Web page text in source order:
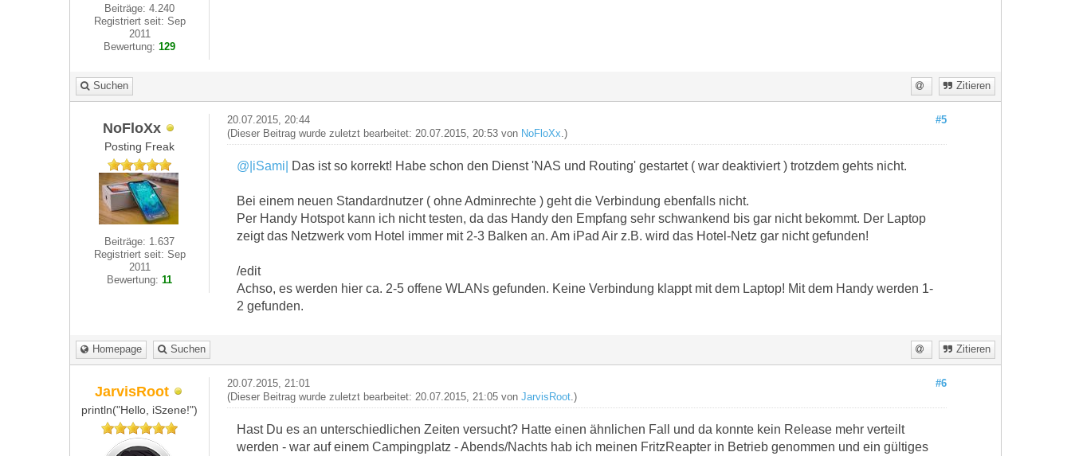
Beiträge: 4.240
Registriert seit: Sep
2011
Bewertung:129
Suchen Zitieren
NoFloXx
Posting Freak
Beiträge: 1.637
Registriert seit: Sep
2011
Bewertung:11
#5
20.07.2015, 20:44
(Dieser Beitrag wurde zuletzt bearbeitet: 20.07.2015, 20:53 von NoFloXx .)
@|iSami| Das ist so korrekt! Habe schon den Dienst 'NAS und Routing' gestartet ( war deaktiviert ) trotzdem gehts nicht.
Bei einem neuen Standardnutzer ( ohne Adminrechte ) geht die Verbindung ebenfalls nicht.
Per Handy Hotspot kann ich nicht testen, da das Handy den Empfang sehr schwankend bis gar nicht bekommt. Der Laptop
zeigt das Netzwerk vom Hotel immer mit 2-3 Balken an. Am iPad Air z.B. wird das Hotel-Netz gar nicht gefunden!
/edit
Achso, es werden hier ca. 2-5 offene WLANs gefunden. Keine Verbindung klappt mit dem Laptop! Mit dem Handy werden 1-
2 gefunden.
Homepage Suchen Zitieren
JarvisRoot
println("Hello, iSzene!")
#6
20.07.2015, 21:01
(Dieser Beitrag wurde zuletzt bearbeitet: 20.07.2015, 21:05 von JarvisRoot.)
Hast Du es an unterschiedlichen Zeiten versucht? Hatte einen ähnlichen Fall und da konnte kein Release mehr verteilt
werden - war auf einem Campingplatz - Abends/Nachts hab ich meinen FritzReapter in Betrieb genommen und ein gültiges